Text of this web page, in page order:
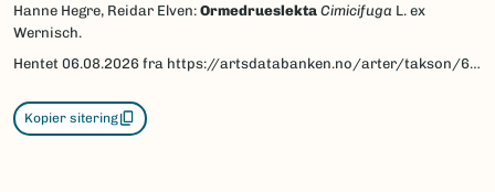
Hanne Hegre, Reidar Elven: Ormedrueslekta Cimicifuga L. ex
Wernisch.
Hentet 06.08.2026 fra https://artsdatabanken.no/arter/takson/63058/beskrivelse
Kopier sitering